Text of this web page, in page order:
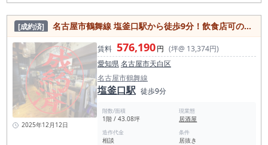
[成約済] 名古屋市鶴舞線 塩釜口駅から徒歩9分！飲食店可の焼き鳥店居抜き物件
2025年12月12日
賃料 576,190円 (坪@ 13,374円)
愛知県名古屋市天白区
名古屋市鶴舞線
塩釜口駅 徒歩9分
階数/面積
1階 / 43.08坪
現業態
居酒屋
造作代金
相談
条件
居抜き